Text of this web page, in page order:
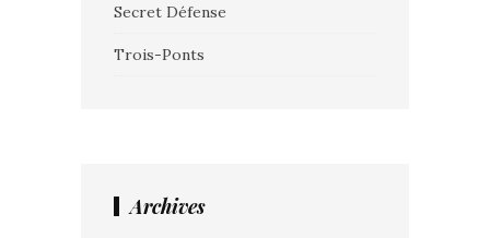
Secret Défense
Trois-Ponts
Archives